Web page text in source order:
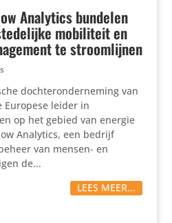
Analytics bundelen
mobiliteit en
te stroomlijnen
dochteronderneming van
Europese leider in
op het gebied van energie
Analytics, een bedrijf
van mensen- en
de...
LEES MEER...